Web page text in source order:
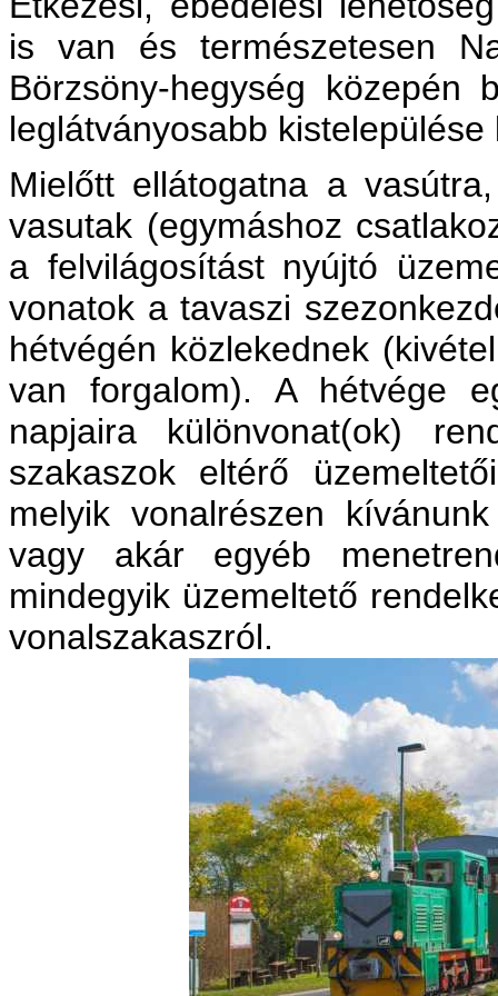
is van és természetesen
Börzsöny-hegység közepén
leglátványosabb kistelepülése
Mielőtt ellátogatna a
vasutak (egymáshoz
a felvilágosítást nyújtó
vonatok a tavaszi
hétvégén közlekednek
van forgalom). A hétvége
napjaira különvonat(ok)
szakaszok eltérő
melyik vonalrészen
vagy akár egyéb
mindegyik üzemeltető
vonalszakaszról.